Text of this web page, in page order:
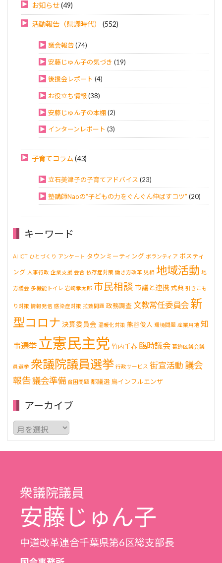
お知らせ(49)
活動報告（県議時代） (552)
議会報告(74)
安藤じゅん子の気づき (19)
後援会レポート (4)
お役立ち情報(38)
安藤じゅん子の本棚(2)
インターンレポート (3)
子育てコラム (43)
立石美津子の子育てアドバイス (23)
塾講師Naoの“子どもの力をぐんぐん伸ばすコツ” (20)
キーワード
AI ICT ひとづくり アンケート タウンミーティング ボランティア ポスティ
ング 人事行政 企業支援 会合 依存症対策 働き方改革 児相 地域活動 地
方議会 多機能トイレ 岩崎孝太郎 市民相談 市議と連携 式典 引きこも
り対策 情報発信 感染症対策 拉致問題 政務調査 文教常任委員会 新
型コロナ 決算委員会 温暖化対策 熊谷俊人 環境問題 産業用地 知
事選挙 立憲民主党 竹内千春 臨時議会 葛飾区議会議
員選挙 衆議院議員選挙 行政サービス 街宣活動 議会
報告議会準備 貧困問題 都議選 鳥インフルエンザ
アーカイブ
ア
ー
カ
イ
衆議院議員
安藤じゅん子
中道改革連合千葉県第6区総支部長